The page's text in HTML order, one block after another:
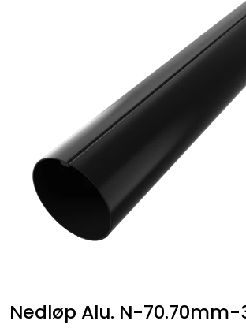
Nedløp Alu. N-70.70mm-
Våre leverandører
Handle her!
Kunngjøringer!